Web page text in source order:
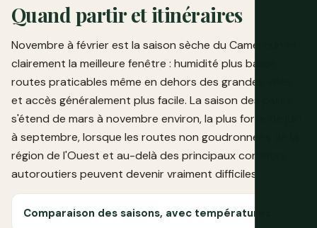
Quand partir et itinéraires
Novembre à février est la saison sèche du Cameroun et
clairement la meilleure fenêtre : humidité plus basse,
routes praticables même en dehors des grandes villes,
et accès généralement plus facile. La saison des pluies
s'étend de mars à novembre environ, la plus forte de juin
à septembre, lorsque les routes non goudronnées de la
région de l'Ouest et au-delà des principaux corridors
autoroutiers peuvent devenir vraiment difficiles.
Comparaison des saisons, avec températures